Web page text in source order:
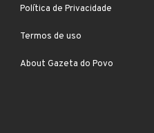
Política de Privacidade
Termos de uso
About Gazeta do Povo